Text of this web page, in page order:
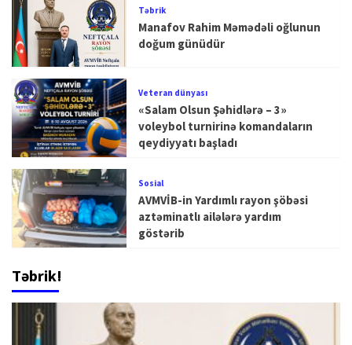
Təbrik
Manafov Rahim Məmədəli oğlunun
doğum günüdür
Veteran dünyası
«Salam Olsun Şəhidlərə – 3»
voleybol turnirinə komandaların
qeydiyyatı başladı
Sosial
AVMVİB-in Yardımlı rayon şöbəsi
aztəminatlı ailələrə yardım
göstərib
Təbrik!